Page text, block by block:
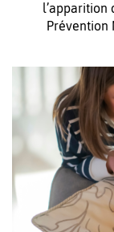
l’apparition
Prévention